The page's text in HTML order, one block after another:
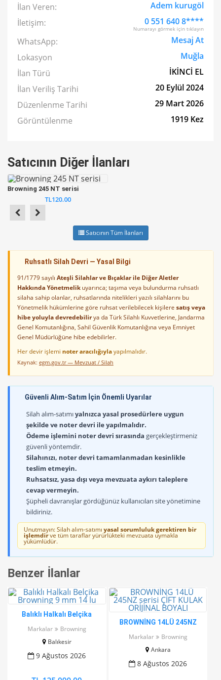
İlan Veren:
Adem kurugöl
İletişim:
0 551 640 8****
Numarayı görmek için tıklayın
WhatsApp:
Mesaj At
Lokasyon
Muğla
İlan Türü
İKİNCİ EL
İlan Veriliş Tarihi
20 Eylül 2024
Düzenlenme Tarihi
29 Mart 2026
Görüntülenme
1919 Kez
Satıcının Diğer İlanları
Browning 245 NT serisi
TL120.00
Satıcının Tüm İlanları
Ruhsatlı Silah Devri — Yasal Bilgi
91/1779 sayılı Ateşli Silahlar ve Bıçaklar ile Diğer Aletler
Hakkında Yönetmelikuyarınca; taşıma veya bulundurma ruhsatlı
silaha sahip olanlar, ruhsatlarında nitelikleri yazılı silahlarını bu
Yönetmelik hükümlerine göre ruhsat verilebilecek kişilere satış veya
hibe yoluyla devredebilirya da Türk Silahlı Kuvvetlerine, Jandarma
Genel Komutanlığına, Sahil Güvenlik Komutanlığına veya Emniyet
Genel Müdürlüğüne hibe edebilirler.
Her devir işlemi noter aracılığıylayapılmalıdır.
Kaynak: egm.gov.tr — Mevzuat / Silah
Güvenli Alım-Satım İçin Önemli Uyarılar
Silah alım-satımıyalnızca yasal prosedürlere uygun
şekilde ve noter devri ile yapılmalıdır.
Ödeme işlemini noter devri sırasında gerçekleştirmeniz
güvenli yöntemdir.
Silahınızı, noter devri tamamlanmadan kesinlikle
teslim etmeyin.
Ruhsatsız, yasa dışı veya mevzuata aykırı taleplere
cevap vermeyin.
Şüpheli davranışlar gördüğünüz kullanıcıları site yönetimine
bildiriniz.
Unutmayın: Silah alım-satımı yasal sorumluluk gerektiren bir
işlemdirve tüm taraflar yürürlükteki mevzuata uymakla
yükümlüdür.
Benzer İlanlar
Balıklı Halkalı Belçika
Markalar
Browning
Balıkesir
9 Ağustos 2026
BROWNİNG 14LÜ 245NZ
Markalar
Browning
Ankara
8 Ağustos 2026